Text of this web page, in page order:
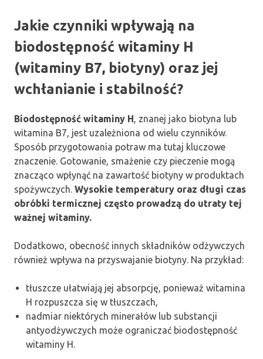
Jakie czynniki wpływają na
biodostępność witaminy H
(witaminy B7, biotyny) oraz jej
wchłanianie i stabilność?
Biodostępność witaminy H , znanej jako biotyna lub
witamina B7, jest uzależniona od wielu czynników.
Sposób przygotowania potraw ma tutaj kluczowe
znaczenie. Gotowanie, smażenie czy pieczenie mogą
znacząco wpłynąć na zawartość biotyny w produktach
spożywczych. Wysokie temperatury oraz długi czas
obróbki termicznej często prowadzą do utraty tej
ważnej witaminy.
Dodatkowo, obecność innych składników odżywczych
również wpływa na przyswajanie biotyny. Na przykład:
tłuszcze ułatwiają jej absorpcję, ponieważ witamina
H rozpuszcza się w tłuszczach,
nadmiar niektórych minerałów lub substancji
antyodżywczych może ograniczać biodostępność
witaminy H.